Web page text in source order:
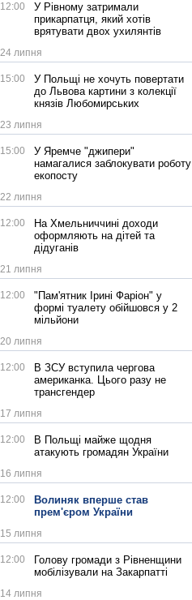
12:00
У Рівному затримали
прикарпатця, який хотів
врятувати двох ухилянтів
24 липня
15:00
У Польщі не хочуть повертати
до Львова картини з колекції
князів Любомирських
23 липня
15:00
У Яремче "джипери"
намагалися заблокувати роботу
екопосту
22 липня
12:00
На Хмельниччині доходи
оформляють на дітей та
дідуганів
21 липня
12:00
"Пам'ятник Ірині Фаріон" у
формі туалету обійшовся у 2
мільйони
20 липня
12:00
В ЗСУ вступила чергова
американка. Цього разу не
трансгендер
17 липня
12:00
В Польщі майже щодня
атакують громадян України
16 липня
12:00
Волиняк вперше став
прем'єром України
15 липня
12:00
Голову громади з Рівненщини
мобілізували на Закарпатті
14 липня